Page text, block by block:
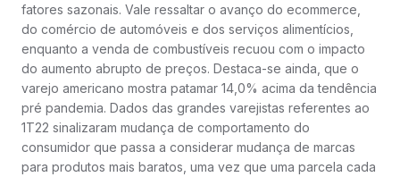
fatores sazonais. Vale ressaltar o avanço do ecommerce,
do comércio de automóveis e dos serviços alimentícios,
enquanto a venda de combustíveis recuou com o impacto
do aumento abrupto de preços. Destaca-se ainda, que o
varejo americano mostra patamar 14,0% acima da tendência
pré pandemia. Dados das grandes varejistas referentes ao
1T22 sinalizaram mudança de comportamento do
consumidor que passa a considerar mudança de marcas
para produtos mais baratos, uma vez que uma parcela cada